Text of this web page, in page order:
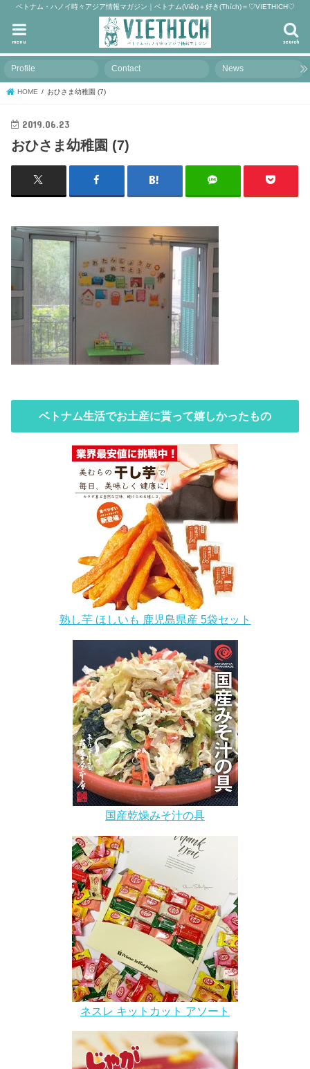
ベトナム・ハノイ時々アジア情報マガジン｜ベトナム(Việt)＋好き(Thích)＝♡VIETHICH♡
search
menu
Profile Contact News
HOME おひさま幼稚園 (7)
2019.06.23
おひさま幼稚園 (7)
ベトナム生活でお土産に貰って嬉しかったもの
熟し芋 ほしいも 鹿児島県産 5袋セット
国産乾燥みそ汁の具
ネスレ キットカット アソート